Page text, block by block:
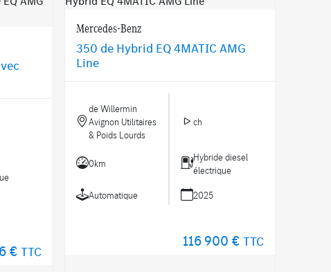
€ TTC
Mercedes-Benz
350 de Hybrid EQ 4MATIC AMG
Line
de Willermin
Avignon Utilitaires
& Poids Lourds
ch
0km
Hybride diesel
électrique
Automatique 2025
116 900 € TTC